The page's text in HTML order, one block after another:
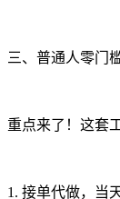
三、普通人零门
重点来了！这套
1. 接单代做，当